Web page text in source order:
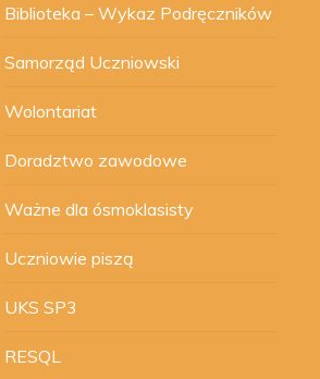
Biblioteka – Wykaz Podręczników
Samorząd Uczniowski
Wolontariat
Doradztwo zawodowe
Ważne dla ósmoklasisty
Uczniowie piszą
UKS SP3
RESQL